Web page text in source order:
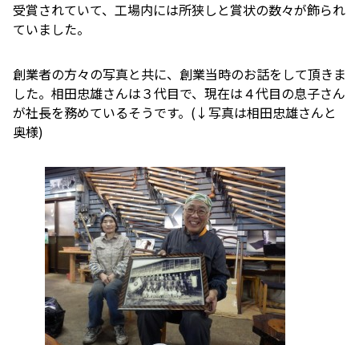
受賞されていて、工場内には所狭しと賞状の数々が飾られ
ていました。
創業者の方々の写真と共に、創業当時のお話をして頂きま
した。相田忠雄さんは３代目で、現在は４代目の息子さん
が社長を務めているそうです。(↓写真は相田忠雄さんと
奥様)